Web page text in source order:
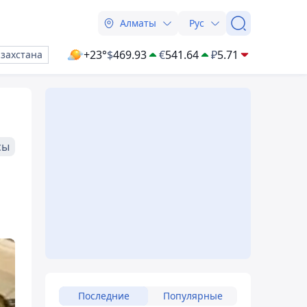
Алматы Рус
+23°$469.93 €541.64 ₽5.71
Последние Популярные